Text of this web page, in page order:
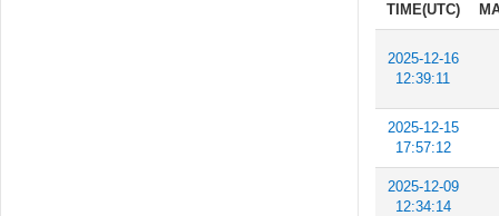
TIME(UTC)
2025-12-16
12:39:11
2025-12-15
17:57:12
2025-12-09
12:34:14